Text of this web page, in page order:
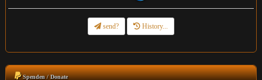
send? History...
Spenden / Donate